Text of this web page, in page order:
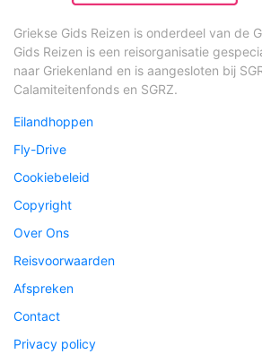
Griekse Gids Reizen is onderdeel van de
Gids Reizen is een reisorganisatie
naar Griekenland en is aangesloten bij
Calamiteitenfonds en SGRZ.
Eilandhoppen
Fly-Drive
Cookiebeleid
Copyright
Over Ons
Reisvoorwaarden
Afspreken
Contact
Privacy policy